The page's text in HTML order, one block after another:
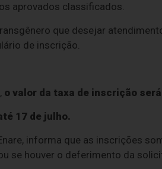
aprovados classificados.
que desejar
de inscrição.
, o valor da taxa de inscrição
17 de julho.
informa que as inscrições
se houver o deferimento da